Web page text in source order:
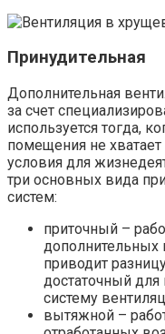
Принудительная
Дополнительная
за счет
используется тогда,
помещения не
условия для
три основных вида
систем:
приточный –
дополнительных
приводит
достаточный для
систему
вытяжной –